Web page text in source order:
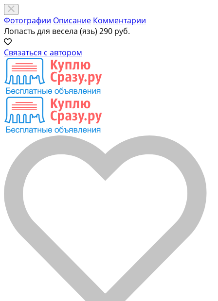
Фотографии Описание Комментарии
Лопасть для весела (язь) 290 руб.
Связаться с автором